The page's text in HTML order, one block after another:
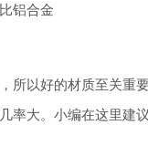
铝合金
所以好的材质至关重要
大。小编在这里建议